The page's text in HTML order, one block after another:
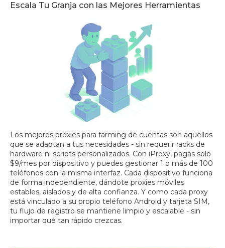
Escala Tu Granja con las Mejores Herramientas
Los mejores proxies para farming de cuentas son aquellos
que se adaptan a tus necesidades - sin requerir racks de
hardware ni scripts personalizados. Con iProxy, pagas solo
$9/mes por dispositivo y puedes gestionar 1 o más de 100
teléfonos con la misma interfaz. Cada dispositivo funciona
de forma independiente, dándote proxies móviles
estables, aislados y de alta confianza. Y como cada proxy
está vinculado a su propio teléfono Android y tarjeta SIM,
tu flujo de registro se mantiene limpio y escalable - sin
importar qué tan rápido crezcas.